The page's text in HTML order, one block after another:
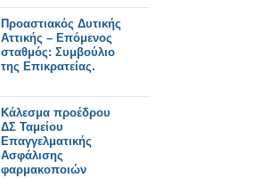
Προαστιακός Δυτικής
Αττικής – Επόμενος
σταθμός: Συμβούλιο
της Επικρατείας.
Κάλεσμα προέδρου
ΔΣ Ταμείου
Επαγγελματικής
Ασφάλισης
φαρμακοποιών